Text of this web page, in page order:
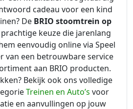
cadeau voor een kind
De BRIO stoomtrein op
prachtige keuze die jarenlang
eenvoudig online via Speel
van een betrouwbare service
aan BRIO producten.
Bekijk ook ons volledige
Treinen en Auto’s voor
en aanvullingen op jouw